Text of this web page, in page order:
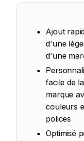
Ajout
d'une
d'une
facile de la
marque
couleurs
polices
Optimisé